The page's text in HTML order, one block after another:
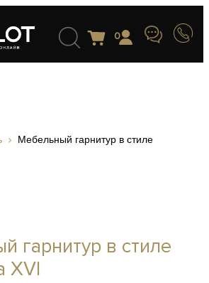
0
Мебельный гарнитур в стиле
гарнитур в стиле
XVI